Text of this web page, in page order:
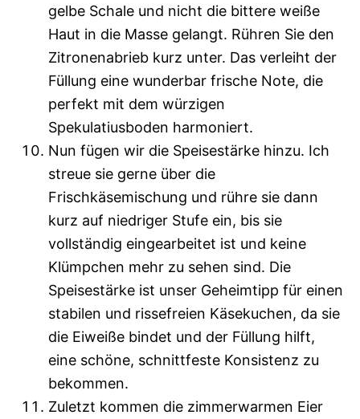
gelbe Schale und nicht die bittere weiße
Haut in die Masse gelangt. Rühren Sie den
Zitronenabrieb kurz unter. Das verleiht der
Füllung eine wunderbar frische Note, die
perfekt mit dem würzigen
Spekulatiusboden harmoniert.
Nun fügen wir die Speisestärke hinzu. Ich
streue sie gerne über die
Frischkäsemischung und rühre sie dann
kurz auf niedriger Stufe ein, bis sie
vollständig eingearbeitet ist und keine
Klümpchen mehr zu sehen sind. Die
Speisestärke ist unser Geheimtipp für einen
stabilen und rissefreien Käsekuchen, da sie
die Eiweiße bindet und der Füllung hilft,
eine schöne, schnittfeste Konsistenz zu
bekommen.
Zuletzt kommen die zimmerwarmen Eier